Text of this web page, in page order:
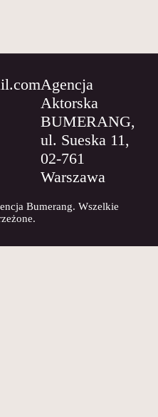
Agencja
Aktorska
BUMERANG,
ul. Sueska 11,
02-761
Warszawa
Bumerang. Wszelkie